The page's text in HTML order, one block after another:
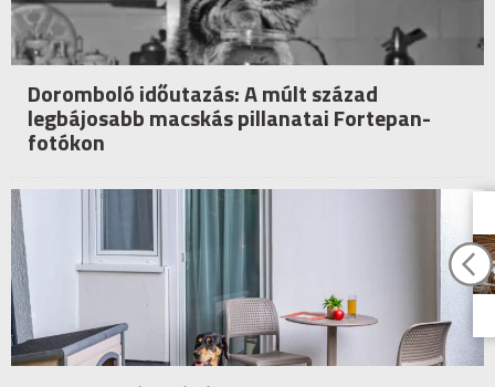
Doromboló időutazás: A múlt század
legbájosabb macskás pillanatai Fortepan-
fotókon